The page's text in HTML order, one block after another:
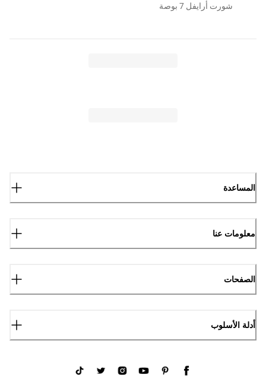
شورت أرايفل 7 بوصة
المساعدة
معلومات عنا
الصفحات
أدلة الأسلوب